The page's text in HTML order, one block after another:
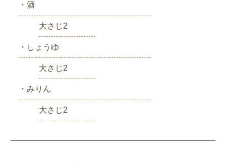
・酒
大さじ2
・しょうゆ
大さじ2
・みりん
大さじ2